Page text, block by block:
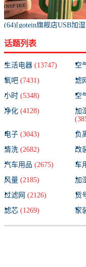
(64)[gotein旗舰店USB加湿
仙人掌便携式喷月销量99
件仅售58元
话题列表
生活电器 (13747) 空
氧吧 (7431) 滤
小时 (5348) 空
净化 (4128)
加
电子 (3043) 负
清洗 (2682) 改
汽车用品 (2675) 车
风量 (2185) 加
过滤网 (2126) 货
滤芯 (1269) 家